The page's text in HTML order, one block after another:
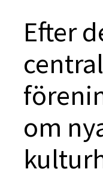
Efter
om